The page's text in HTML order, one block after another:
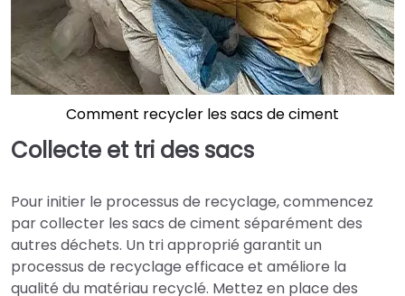
Comment recycler les sacs de ciment
Collecte et tri des sacs
Pour initier le processus de recyclage, commencez
par collecter les sacs de ciment séparément des
autres déchets. Un tri approprié garantit un
processus de recyclage efficace et améliore la
qualité du matériau recyclé. Mettez en place des